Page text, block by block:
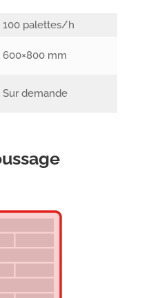
100 palettes/h
600×800 mm
Sur demande